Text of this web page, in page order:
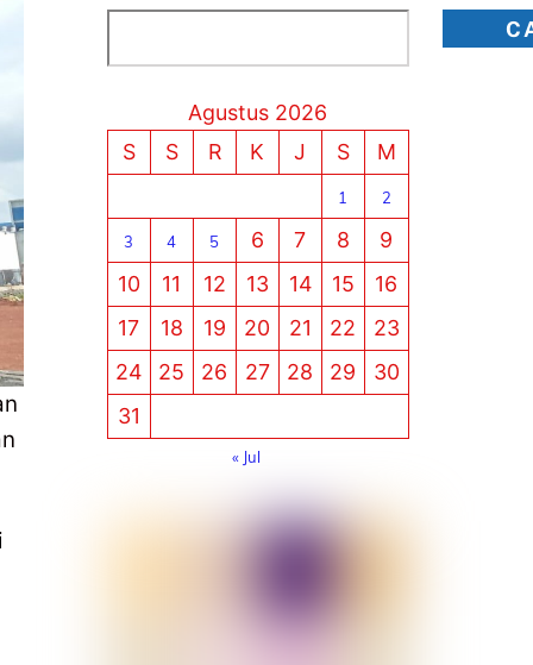
Agustus 2026
S
S R K J S M
1 2
3 4 5 6 7 8
9
10
11 12 13 14 15
16
17
18 19 20 21 22
23
24
25 26 27 28 29
30
31
« Jul